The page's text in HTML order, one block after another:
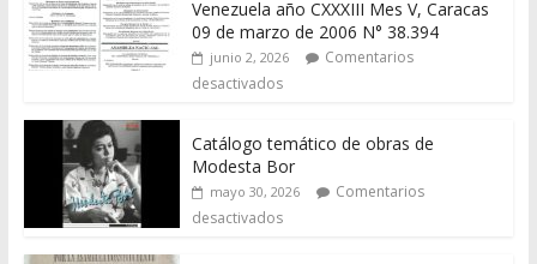
Venezuela año CXXXIII Mes V, Caracas
09 de marzo de 2006 N° 38.394
junio 2, 2026
Comentarios
desactivados
Catálogo temático de obras de
Modesta Bor
mayo 30, 2026
Comentarios
desactivados